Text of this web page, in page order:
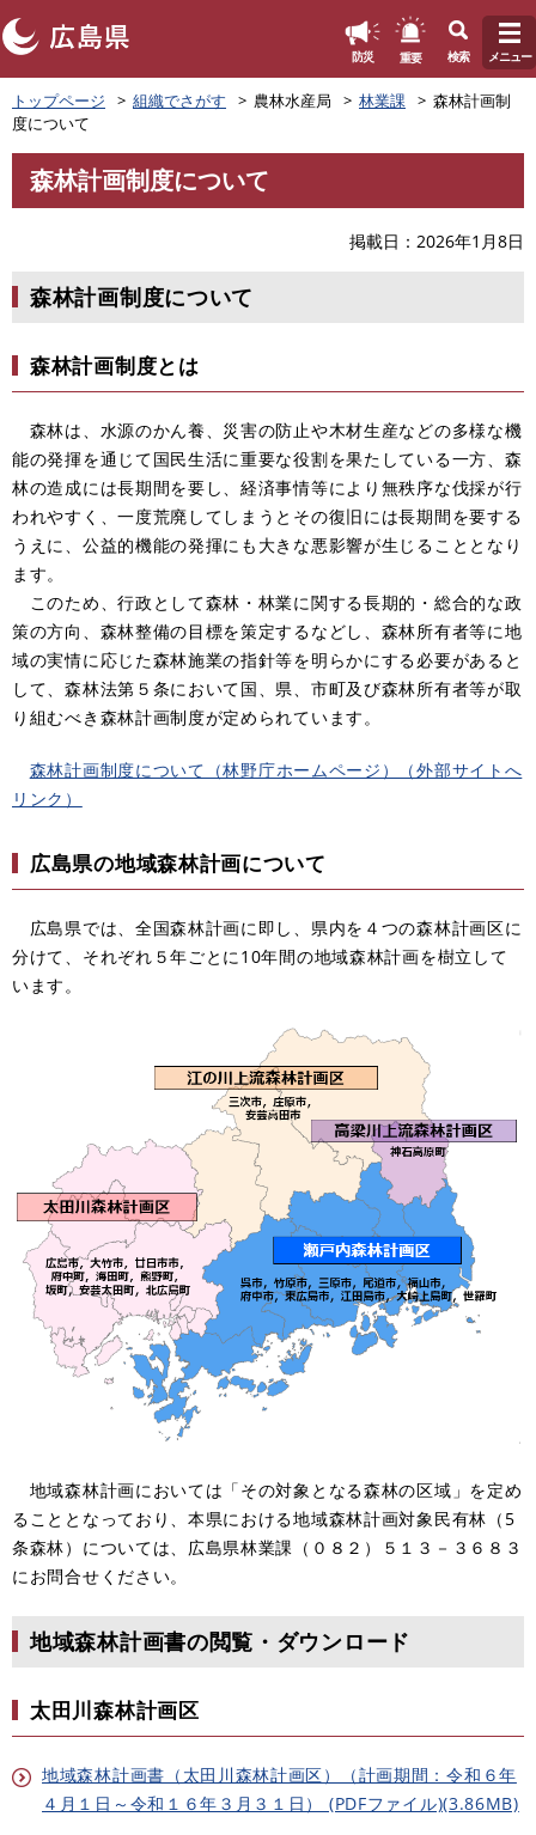
ペ
ー
ジ
の
頭
。
防災 重要 検索 メニュー
トップページ 組織でさがす 農林水産局 林業課
森林計画制
度について
文
森林計画制度について
掲載日 2026年1月8日
森林計画制度について
森林計画制度とは
森林は、水源のかん養、災害の防止や木材生産などの多様な機
能の発揮を通じて国民生活に重要な役割を果たしている一方、森
林の造成には長期間を要し、経済事情等により無秩序な伐採が行
われやすく、一度荒廃してしまうとその復旧には長期間を要する
うえに、公益的機能の発揮にも大きな悪影響が生じることとなり
ます。
このため、行政として森林・林業に関する長期的・総合的な政
策の方向、森林整備の目標を策定するなどし、森林所有者等に地
域の実情に応じた森林施業の指針等を明らかにする必要があると
して、森林法第５条において国、県、市町及び森林所有者等が取
り組むべき森林計画制度が定められています。
森林計画制度について（林野庁ホームページ）（外部サイトへ
リンク）
広島県の地域森林計画について
広島県では、全国森林計画に即し、県内を４つの森林計画区に
分けて、それぞれ５年ごとに10年間の地域森林計画を樹立して
います。
地域森林計画においては「その対象となる森林の区域」を定め
ることとなっており、本県における地域森林計画対象民有林（5
条森林）については、広島県林業課（０８２）５１３－３６８３
にお問合せください。
地域森林計画書の閲覧・ダウンロード
太田川森林計画区
地域森林計画書（太田川森林計画区）（計画期間：令和６年
４月１日～令和１６年３月３１日） (PDFファイル)(3.86MB)